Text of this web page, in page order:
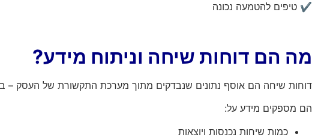
✔️ טיפים להטמעה נכונה
מה הם דוחות שיחה וניתוח מידע?
דוחות שיחה הם אוסף נתונים שנבדקים מתוך מערכת התקשורת של העסק –
הם מספקים מידע על:
כמות שיחות נכנסות ויוצאות